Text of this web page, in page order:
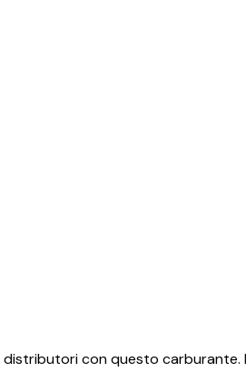
distributori con questo carburante.